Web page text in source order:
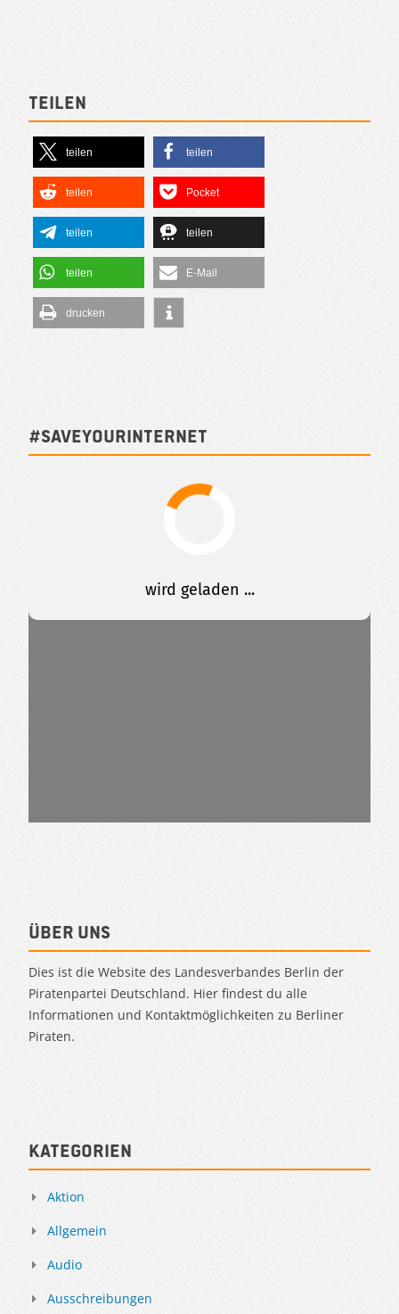
Teilen
teilen teilen
teilen Pocket
teilen teilen
teilen E-Mail
drucken
#SAVEYOURINTERNET
Über uns
Dies ist die Website des Landesverbandes Berlin der
Piratenpartei Deutschland. Hier findest du alle
Informationen und Kontaktmöglichkeiten zu Berliner
Piraten.
Kategorien
Aktion
Allgemein
Audio
Ausschreibungen